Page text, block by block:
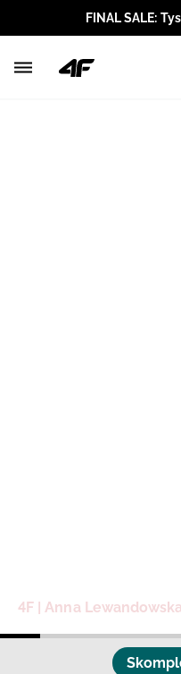
FINAL SALE:
4F | Anna